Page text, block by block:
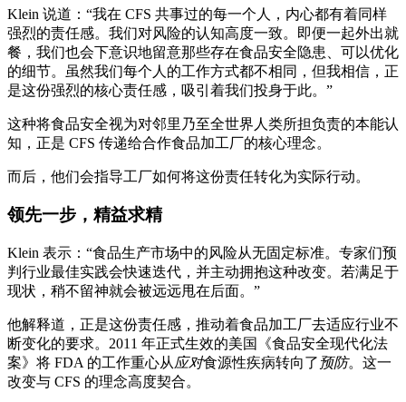
Klein 说道：“我在 CFS 共事过的每一个人，内心都有着同样
强烈的责任感。我们对风险的认知高度一致。即便一起外出就
餐，我们也会下意识地留意那些存在食品安全隐患、可以优化
的细节。虽然我们每个人的工作方式都不相同，但我相信，正
是这份强烈的核心责任感，吸引着我们投身于此。”
这种将食品安全视为对邻里乃至全世界人类所担负责的本能认
知，正是 CFS 传递给合作食品加工厂的核心理念。
而后，他们会指导工厂如何将这份责任转化为实际行动。
领先一步，精益求精
Klein 表示：“食品生产市场中的风险从无固定标准。专家们预
判行业最佳实践会快速迭代，并主动拥抱这种改变。若满足于
现状，稍不留神就会被远远甩在后面。”
他解释道，正是这份责任感，推动着食品加工厂去适应行业不
断变化的要求。2011 年正式生效的美国《食品安全现代化法
案》将 FDA 的工作重心从应对食源性疾病转向了 预防。这一
改变与 CFS 的理念高度契合。